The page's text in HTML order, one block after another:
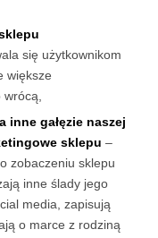
się użytkownikom
większe
inne gałęzie naszej
sklepu –
zobaczeniu sklepu
inne ślady jego
media, zapisują
o marce z rodziną